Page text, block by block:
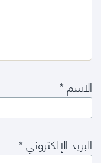
الاسم*
البريد الإلكتروني*